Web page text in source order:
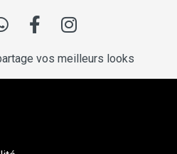
vos meilleurs looks